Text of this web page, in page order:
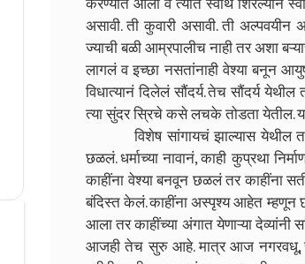
असावी. ती कुवारी असावी. ती
ज्याची बळी आम्रपालीच नाही तर अशा
लागलं व इच्छा नसतांनाही वेश्या बनून
विधात्यानं दिलेलं सौंदर्य. तेच सौंदर्य
त्या सुंदर स्रिचे कसे लचके तोडता येतील.
विशेष सांगायचं झाल्यास येथील
छळलं. धर्माच्या नावानं, काही कुप्रथा
काहींना वेश्या बनवून छळलं तर काहींना
बंदिस्त केलं. काहींना अस्पृश्य आहेत म्हणून
आला तर काहींच्या अंगात येणाऱ्या
आजही तेच सुरु आहे. मात्र आज नगरवधू,